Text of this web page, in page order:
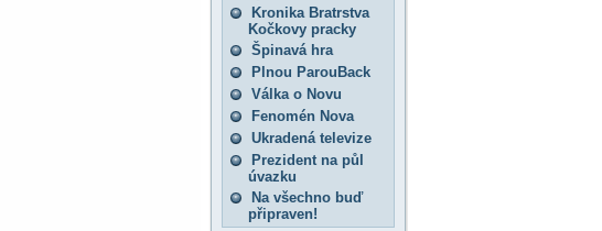
Kronika Bratrstva
Kočkovy pracky
Špinavá hra
Plnou ParouBack
Válka o Novu
Fenomén Nova
Ukradená televize
Prezident na půl
úvazku
Na všechno buď
připraven!